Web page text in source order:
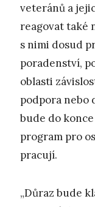
veteránů a
reagovat také
s nimi dosud
poradenství,
oblasti
podpora nebo
bude do
program pro
pracují.
„Důraz bude